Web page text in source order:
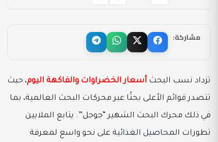
مشاركة:
تزداد نسب البحث أسعار الخضراوات والفاكهة اليوم، حيث
تتصدر قوائم الأعلى بحثًا عبر محركات البحث العالمية، بما
في ذلك محرك البحث الشهير “جوجل”. يتابع الملايين
تطورات المحاصيل الغذائية على نحو واسع لمعرفة